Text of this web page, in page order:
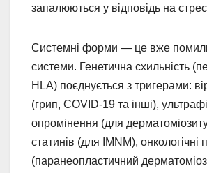
запалюються у відповідь на
Системні форми — це вже
системи. Генетична схильність
HLA) поєднується з тригерами:
(грип, COVID-19 та інші),
опромінення (для
статинів (для IMNM), онкологічні
(паранеопластичний